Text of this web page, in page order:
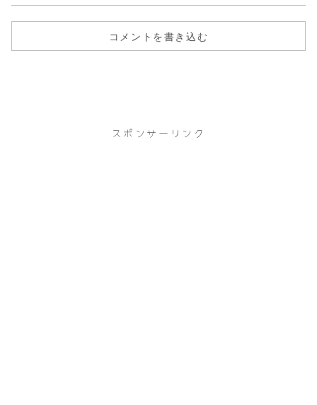
コメントを書き込む
スポンサーリンク